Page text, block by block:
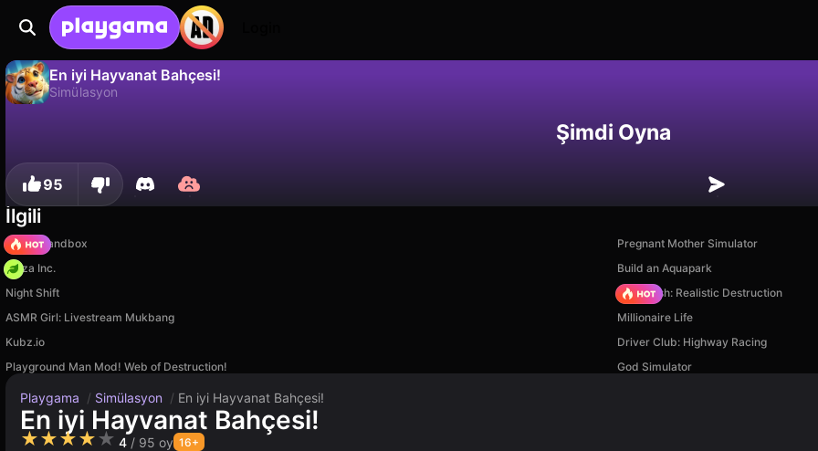
En iyi Hayvanat Bahçesi!
Simülasyon
Şimdi Oyna
95
İlgili
Melon Sandbox
Pregnant Mother Simulator
Pizza Inc.
Build an Aquapark
Night Shift
Car Crush: Realistic Destruction
ASMR Girl: Livestream Mukbang
Millionaire Life
Kubz.io
Driver Club: Highway Racing
Playground Man Mod! Web of Destruction!
God Simulator
Playgama / Simülasyon / En iyi Hayvanat Bahçesi!
En iyi Hayvanat Bahçesi!
★★★★★ 4 / 95 oy 16+